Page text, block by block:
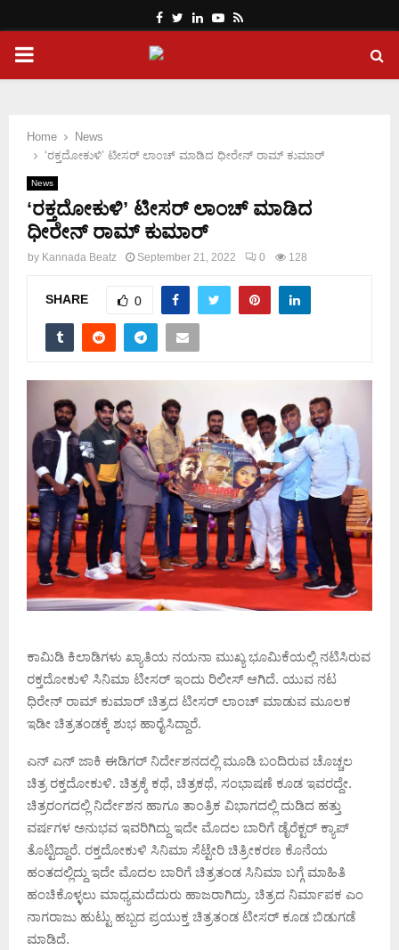
Facebook
Twitter
LinkedinYoutube
Rss
PRIMARY
Home
News
‘ರಕ್ತದೋಕುಳಿ’ ಟೀಸರ್ ಲಾಂಚ್ ಮಾಡಿದ ಧೀರೇನ್ ರಾಮ್ ಕುಮಾರ್
News
‘ರಕ್ತದೋಕುಳಿ’ ಟೀಸರ್ ಲಾಂಚ್ ಮಾಡಿದ
ಧೀರೇನ್ ರಾಮ್ ಕುಮಾರ್
by Kannada Beatz September 21, 2022 0 128
SHARE 0
ಕಾಮಿಡಿ ಕಿಲಾಡಿಗಳು ಖ್ಯಾತಿಯ ನಯನಾ ಮುಖ್ಯ ಭೂಮಿಕೆಯಲ್ಲಿ ನಟಿಸಿರುವ
ರಕ್ತದೋಕುಳಿ ಸಿನಿಮಾ ಟೀಸರ್ ಇಂದು ರಿಲೀಸ್ ಆಗಿದೆ. ಯುವ ನಟ
ಧಿರೇನ್ ರಾಮ್ ಕುಮಾರ್ ಚಿತ್ರದ ಟೀಸರ್ ಲಾಂಚ್ ಮಾಡುವ ಮೂಲಕ
ಇಡೀ ಚಿತ್ರತಂಡಕ್ಕೆ ಶುಭ ಹಾರೈಸಿದ್ದಾರೆ.
ಎನ್ ಎನ್ ಜಾಕಿ ಈಡಿಗರ್ ನಿರ್ದೇಶನದಲ್ಲಿ ಮೂಡಿ ಬಂದಿರುವ ಚೊಚ್ಚಲ
ಚಿತ್ರ ರಕ್ತದೋಕುಳಿ. ಚಿತ್ರಕ್ಕೆ ಕಥೆ, ಚಿತ್ರಕಥೆ, ಸಂಭಾಷಣೆ ಕೂಡ ಇವರದ್ದೇ.
ಚಿತ್ರರಂಗದಲ್ಲಿ ನಿರ್ದೇಶನ ಹಾಗೂ ತಾಂತ್ರಿಕ ವಿಭಾಗದಲ್ಲಿ ದುಡಿದ ಹತ್ತು
ವರ್ಷಗಳ ಅನುಭವ ಇವರಿಗಿದ್ದು ಇದೇ ಮೊದಲ ಬಾರಿಗೆ ಡೈರೆಕ್ಟರ್ ಕ್ಯಾಪ್
ತೊಟ್ಟಿದ್ದಾರೆ. ರಕ್ತದೋಕುಳಿ ಸಿನಿಮಾ ಸೆಟ್ಟೇರಿ ಚಿತ್ರೀಕರಣ ಕೊನೆಯ
ಹಂತದಲ್ಲಿದ್ದು ಇದೇ ಮೊದಲ ಬಾರಿಗೆ ಚಿತ್ರತಂಡ ಸಿನಿಮಾ ಬಗ್ಗೆ ಮಾಹಿತಿ
ಹಂಚಿಕೊಳ್ಳಲು ಮಾಧ್ಯಮದೆದುರು ಹಾಜರಾಗಿದ್ರು. ಚಿತ್ರದ ನಿರ್ಮಾಪಕ ಎಂ
ನಾಗರಾಜು ಹುಟ್ಟು ಹಬ್ಬದ ಪ್ರಯುಕ್ತ ಚಿತ್ರತಂಡ ಟೀಸರ್ ಕೂಡ ಬಿಡುಗಡೆ
ಮಾಡಿದೆ.